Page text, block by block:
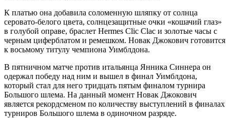
К платью она добавила соломенную шляпку от солнца
серовато-белого цвета, солнцезащитные очки «кошачий глаз»
в голубой оправе, браслет Hermes Clic Clac и золотые часы с
черным циферблатом и ремешком. Новак Джокович готовится
к восьмому титулу чемпиона Уимблдона.
В пятничном матче против итальянца Янника Синнера он
одержал победу над ним и вышел в финал Уимблдона,
который стал для него тридцать пятым финалом турнира
Большого шлема. На данный момент Новак Джокович
является рекордсменом по количеству выступлений в финалах
турниров Большого шлема в одиночном разряде.